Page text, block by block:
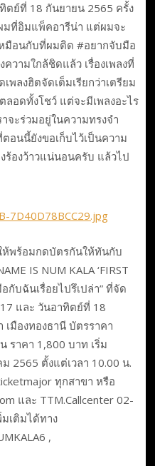
ตย์ที่ 18 กันยายน 2565 ครั้ง
มที่อิมแพ็คอารีน่า แต่ผมจะ
มือนกับที่ผมติด #อยากจับมือ
วามใกล้ชิดแล้ว เรื่องเพลงที่
พลงฮิตจัดเต็มเรียกว่าเตรียม
อดทั้งโชว์ แต่จะมีเพลงอะไร
จะร่วมอยู่ในความทรงจำ
อนนี้ยังขอเก็บไว้เป็นความ
องว้าวแน่นอนครับ แล้วไป
ห้พร้อมกดบัตรกันให้ทันกับ
IS NUM KALA ‘FIRST
กับฉันเรื่อยไปรึเปล่า” ที่จัด
และ วันอาทิตย์ที่ 18
มืองทองธานี บัตรราคา
ราคา 1,800 บาท เริ่ม
2565 ตั้งแต่เวลา 10.00 น.
ทุกสาขา หรือ
และ TTM.Callcenter 02-
เติมได้ทาง
,